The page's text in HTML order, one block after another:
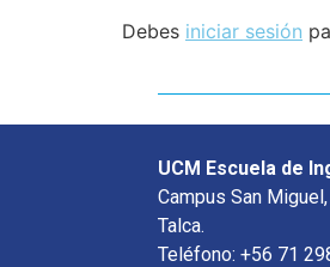
Debes iniciar sesión
UCM Escuela de
Campus San
Talca.
Teléfono: +56 71